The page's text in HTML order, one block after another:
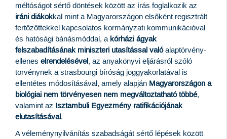
méltóságot sértő döntések között az írás foglalkozik az
iráni diákokkal mint a Magyarországon elsőként regisztrált
fertőzöttekkel kapcsolatos kormányzati kommunikációval
és hatósági bánásmóddal, a kórházi ágyak
felszabadításának miniszteri utasítással valóalaptörvény-
ellenes elrendelésével, az anyakönyvi eljárásról szóló
törvénynek a strasbourgi bíróság joggyakorlatával is
ellentétes módosításával, amely alapján Magyarországon a
biológiai nem törvényesen nem megváltoztatható többé,
valamint az Isztambuli Egyezmény ratifikációjának
elutasításával.
A véleménynyilvánítás szabadságát sértő lépések között